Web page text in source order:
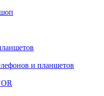
и планшетов